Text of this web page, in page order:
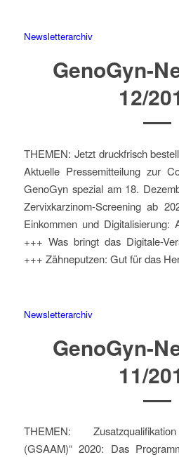
Newsletterarchiv
GenoGyn-
12/
THEMEN: Jetzt druckfrisch
Aktuelle Pressemitteilung zur
GenoGyn spezial am 18.
Zervixkarzinom-Screening ab
Einkommen und Digitalisierung:
+++ Was bringt das Digitale-
+++ Zähneputzen: Gut für das
Newsletterarchiv
GenoGyn-
11/
THEMEN:
(GSAAM)“ 2020: Das